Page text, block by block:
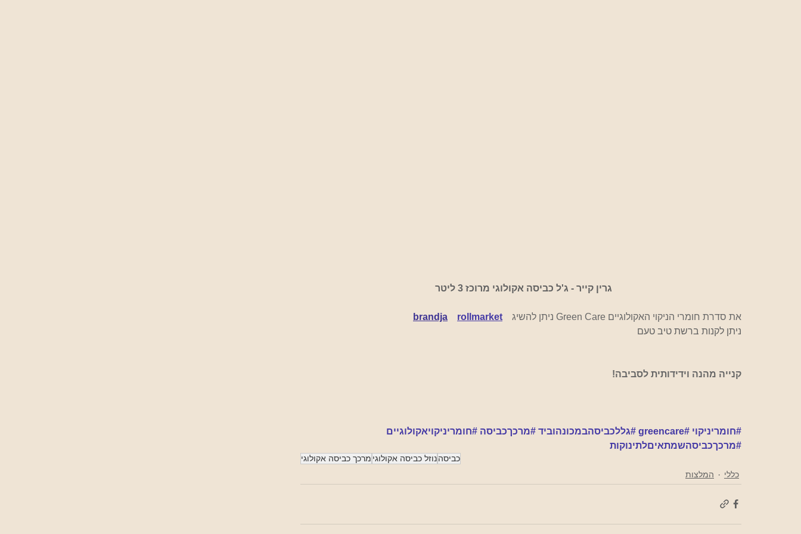
את סדרת חומרי הניקוי האקולוגיים Green Care ניתן להשיג brandja
rollmarket
ניתן לקנות ברשת טיב טעם
קנייה מהנה וידידותית לסביבה!
#חומריניקוי #greencare #גללכביסהבמכונהוביד #מרכךכביסה #חומריניקויאקולוגיים
#מרכךכביסהשמתאיםלתינוקות
כביסהנוזל כביסה אקולוגי מרכך כביסה אקולוגי
כללי
המלצות